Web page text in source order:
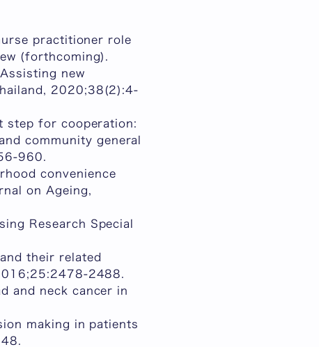
practitioner role
(forthcoming).
new
2020;38(2):4-
step for cooperation:
community general
960.
convenience
on Ageing,
Research Special
their related
2488.
and neck cancer in
making in patients